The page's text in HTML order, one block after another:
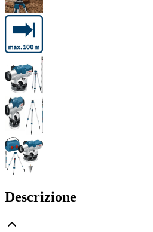
Descrizione